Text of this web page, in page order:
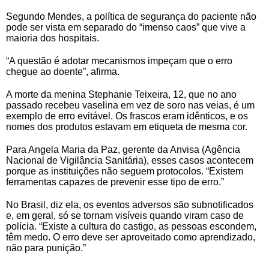
Segundo Mendes, a política de segurança do paciente não
pode ser vista em separado do “imenso caos” que vive a
maioria dos hospitais.
“A questão é adotar mecanismos impeçam que o erro
chegue ao doente”, afirma.
A morte da menina Stephanie Teixeira, 12, que no ano
passado recebeu vaselina em vez de soro nas veias, é um
exemplo de erro evitável. Os frascos eram idênticos, e os
nomes dos produtos estavam em etiqueta de mesma cor.
Para Angela Maria da Paz, gerente da Anvisa (Agência
Nacional de Vigilância Sanitária), esses casos acontecem
porque as instituições não seguem protocolos. “Existem
ferramentas capazes de prevenir esse tipo de erro.”
No Brasil, diz ela, os eventos adversos são subnotificados
e, em geral, só se tornam visíveis quando viram caso de
polícia. “Existe a cultura do castigo, as pessoas escondem,
têm medo. O erro deve ser aproveitado como aprendizado,
não para punição.”